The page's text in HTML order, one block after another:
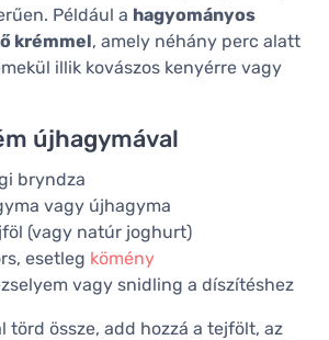
Például a hagyományos
krémmel, amely néhány perc alatt
illik kovászos kenyérre vagy
újhagymával
bryndza
vagy újhagyma
(vagy natúr joghurt)
esetleg kömény
vagy snidling a díszítéshez
törd össze, add hozzá a tejfölt, az